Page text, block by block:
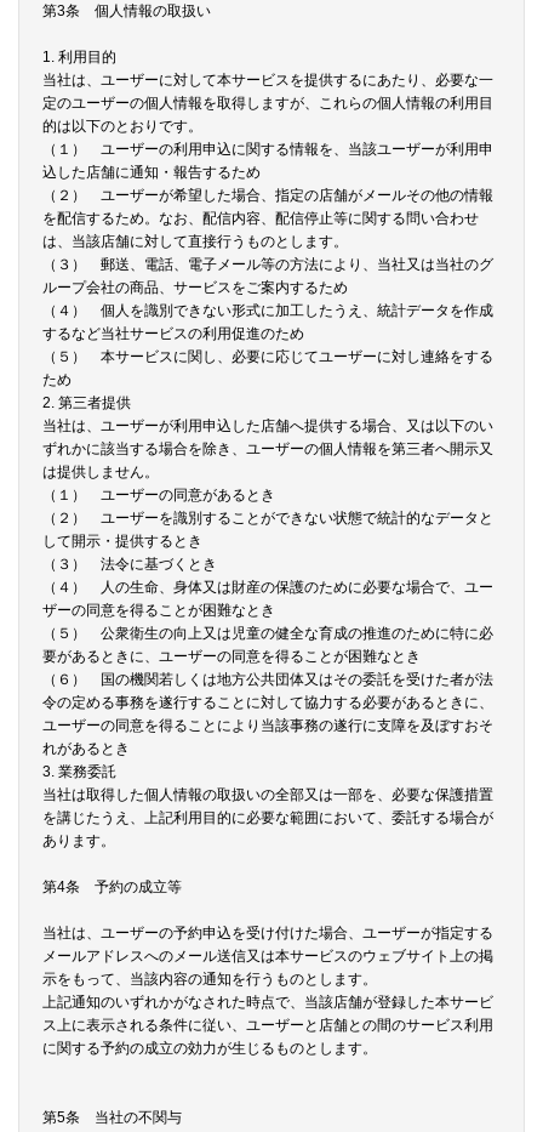
第3条 個人情報の取扱い
1. 利用目的
当社は、ユーザーに対して本サービスを提供するにあたり、必要な一
定のユーザーの個人情報を取得しますが、これらの個人情報の利用目
的は以下のとおりです。
（１） ユーザーの利用申込に関する情報を、当該ユーザーが利用申
込した店舗に通知・報告するため
（２） ユーザーが希望した場合、指定の店舗がメールその他の情報
を配信するため。なお、配信内容、配信停止等に関する問い合わせ
は、当該店舗に対して直接行うものとします。
（３） 郵送、電話、電子メール等の方法により、当社又は当社のグ
ループ会社の商品、サービスをご案内するため
（４） 個人を識別できない形式に加工したうえ、統計データを作成
するなど当社サービスの利用促進のため
（５） 本サービスに関し、必要に応じてユーザーに対し連絡をする
ため
2. 第三者提供
当社は、ユーザーが利用申込した店舗へ提供する場合、又は以下のい
ずれかに該当する場合を除き、ユーザーの個人情報を第三者へ開示又
は提供しません。
（１） ユーザーの同意があるとき
（２） ユーザーを識別することができない状態で統計的なデータと
して開示・提供するとき
（３） 法令に基づくとき
（４） 人の生命、身体又は財産の保護のために必要な場合で、ユー
ザーの同意を得ることが困難なとき
（５） 公衆衛生の向上又は児童の健全な育成の推進のために特に必
要があるときに、ユーザーの同意を得ることが困難なとき
（６） 国の機関若しくは地方公共団体又はその委託を受けた者が法
令の定める事務を遂行することに対して協力する必要があるときに、
ユーザーの同意を得ることにより当該事務の遂行に支障を及ぼすおそ
れがあるとき
3. 業務委託
当社は取得した個人情報の取扱いの全部又は一部を、必要な保護措置
を講じたうえ、上記利用目的に必要な範囲において、委託する場合が
あります。
第4条 予約の成立等
当社は、ユーザーの予約申込を受け付けた場合、ユーザーが指定する
メールアドレスへのメール送信又は本サービスのウェブサイト上の掲
示をもって、当該内容の通知を行うものとします。
上記通知のいずれかがなされた時点で、当該店舗が登録した本サービ
ス上に表示される条件に従い、ユーザーと店舗との間のサービス利用
に関する予約の成立の効力が生じるものとします。
第5条 当社の不関与